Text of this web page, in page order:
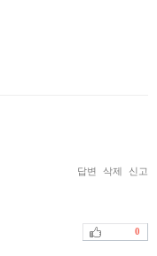
답변 삭제 신고
0